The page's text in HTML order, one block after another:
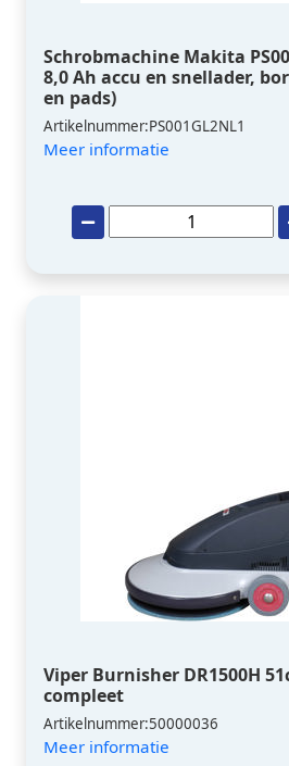
Schrobmachine Makita
8,0 Ah accu en snellader,
en pads)
Artikelnummer:PS001GL2NL1
Meer informatie
Viper Burnisher DR1500H
compleet
Artikelnummer:50000036
Meer informatie